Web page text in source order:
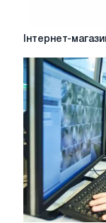
Інтернет-
магазин
меблів
Home
me
Інтернет-